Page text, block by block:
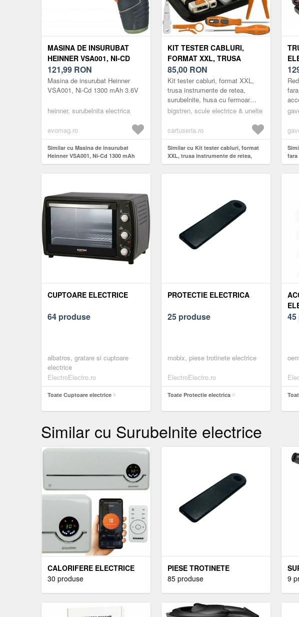
MASINA DE INSURUBAT
HEINNER VSA001, NI-CD
1300 MAH 3.6V
121,99 RON
Masina de insurubat Heinner
VSA001, Ni-Cd 1300 mAh 3.6V
heinner, surubelnita electrica
evomag.ro
Similar cu Masina de insurubat
Heinner VSA001, Ni-Cd 1300 mAh
3.6V
KIT TESTER CABLURI,
FORMAT XXL, TRUSA
INSTRUMENTE DE RETEA,
SURUBELNITE, HUSA CU
FERMOAR
85,00 RON
Kit tester cabluri, format XXL,
trusa instrumente de retea,
surubelnite, husa cu fermoar
Descopera solutia all-in-one
bigstren, scule electrice & unelte
cartuseria.ro
Similar cu Kit tester cabluri, format
XXL, trusa instrumente de retea,
surubelnite, husa cu fermoar
fara
CUPTOARE ELECTRICE
64 produse
albatros, gratare si cuptoare
electrice
ElectroElectro.ro
Toate Cuptoare electrice
PROTECTIE ELECTRICA
25 produse
mobix, piese trotinete electrice
ElectroElectro.ro
Toate Protectie electrica
Similar cu Surubelnite electrice
CALORIFERE ELECTRICE
30 produse
PIESE TROTINETE
ELECTRICE
85 produse
9